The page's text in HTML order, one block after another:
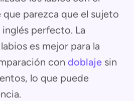
que parezca que el sujeto
perfecto. La
es mejor para la
con doblaje sin
lo que puede